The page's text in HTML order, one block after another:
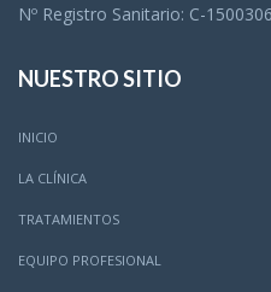
Nº Registro Sanitario: C-
NUESTRO SITIO
INICIO
LA CLÍNICA
TRATAMIENTOS
EQUIPO PROFESIONAL